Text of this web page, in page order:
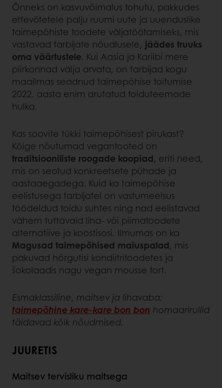
Õnneks on kasvuvõimalus tohutu, pakkudes
ettevõtetele palju ruumi uute ja uuenduslike
taimepõhiste toodete väljatöötamiseks, mis
vastavad tarbijate nõudlusele, jäädes truuks
oma väärtustele. Kui Aasia ja Kariibi mere
piirkonnad välja arvata, on tarbijad kogu
maailmas seadnud taimepõhise toitumise
2022. aasta enim arutatud toiduteemade
hulka.
Kas soovite tükki taimepõhisest pirukast?
Kõige nõutumad vegantooted on
traditsiooniliste roogade koopiad, eriti need,
mis on seotud konkreetsete pühade ja
aastaaegadega. Kuid ka taimepõhise
eelistusega tarbijatel on vastumeelsus
töödeldud toidu suhtes ning nad eelistavad
vähem tuttavaid liha- või piimatoodete
alternatiive ja koostisosi. Ilmumas on ka
Magusad taimepõhised maiuspalad, mis
pakuvad hõrgutisi kondiitritoodetes ja
šokolaadis nagu vegan mousse tort.
Esmaklassiline, maitsev ja lihavaba:
taimepõhine kare-kare bon bon homaarirullid
täidavad kõik nõudmised.
JUURETIS
Maitsev tervisliku maitsega